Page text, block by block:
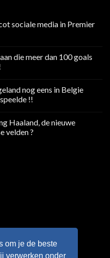
sociale media in Premier
die meer dan 100 goals
nog eens in Belgie
!!
Haaland, de nieuwe
velden ?
om je de beste
verwerken onder